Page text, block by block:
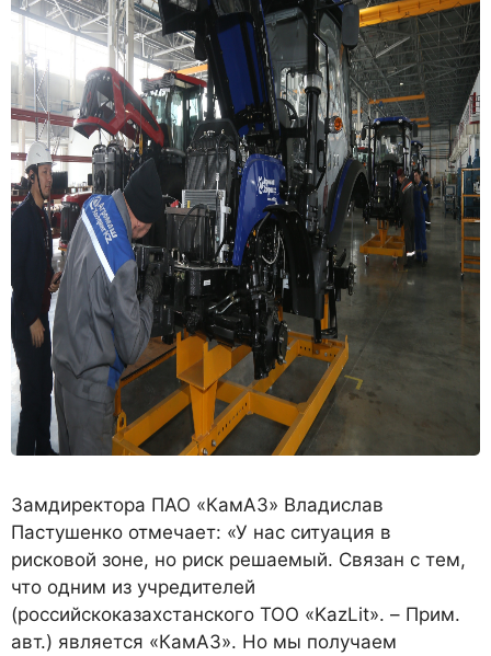
Замдиректора ПАО «КамАЗ» Владислав
Пастушенко отмечает: «У нас ситуация в
рисковой зоне, но риск решаемый. Связан с тем,
что одним из учредителей
(российскоказахстанского ТОО «KazLit». – Прим.
авт.) является «КамАЗ». Но мы получаем